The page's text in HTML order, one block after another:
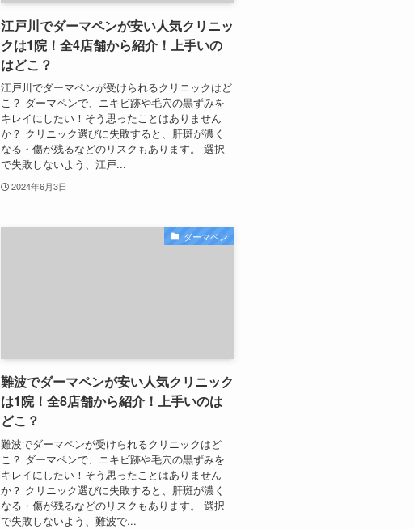
江戸川でダーマペンが安い人気クリニッ
クは1院！全4店舗から紹介！上手いの
はどこ？
江戸川でダーマペンが受けられるクリニックはど
こ？ ダーマペンで、ニキビ跡や毛穴の黒ずみを
キレイにしたい！そう思ったことはありません
か？ クリニック選びに失敗すると、肝斑が濃く
なる・傷が残るなどのリスクもあります。 選択
で失敗しないよう、江戸...
2024年6月3日
ダーマペン
難波でダーマペンが安い人気クリニック
は1院！全8店舗から紹介！上手いのは
どこ？
難波でダーマペンが受けられるクリニックはど
こ？ ダーマペンで、ニキビ跡や毛穴の黒ずみを
キレイにしたい！そう思ったことはありません
か？ クリニック選びに失敗すると、肝斑が濃く
なる・傷が残るなどのリスクもあります。 選択
で失敗しないよう、難波で...